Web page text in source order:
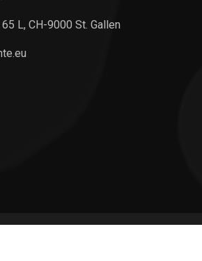
L, CH-9000 St. Gallen